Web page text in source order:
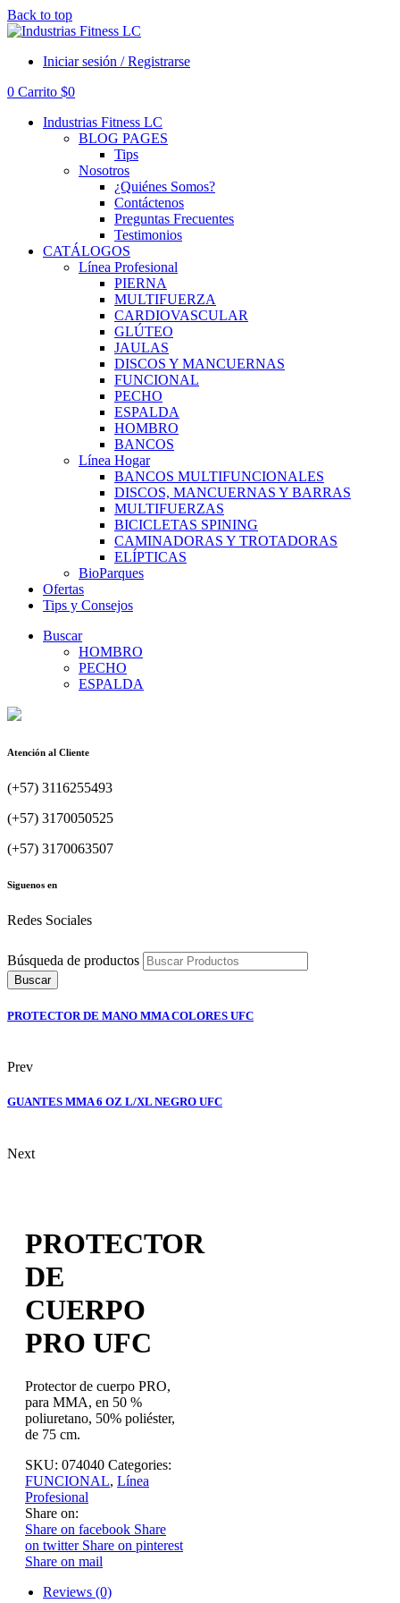
Back to top
Iniciar sesión / Registrarse
0 Carrito $0
Industrias Fitness LC
BLOG PAGES
Tips
Nosotros
¿Quiénes Somos?
Contáctenos
Preguntas Frecuentes
Testimonios
CATÁLOGOS
Línea Profesional
PIERNA
MULTIFUERZA
CARDIOVASCULAR
GLÚTEO
JAULAS
DISCOS Y MANCUERNAS
FUNCIONAL
PECHO
ESPALDA
HOMBRO
BANCOS
Línea Hogar
BANCOS MULTIFUNCIONALES
DISCOS, MANCUERNAS Y BARRAS
MULTIFUERZAS
BICICLETAS SPINING
CAMINADORAS Y TROTADORAS
ELÍPTICAS
BioParques
Ofertas
Tips y Consejos
Buscar
HOMBRO
PECHO
ESPALDA
Atención al Cliente
(+57) 3116255493
(+57) 3170050525
(+57) 3170063507
Siguenos en
Redes Sociales
Búsqueda de productos
Buscar
PROTECTOR DE MANO MMA COLORES UFC
Prev
GUANTES MMA 6 OZ L/XL NEGRO UFC
Next
PROTECTOR
DE
CUERPO
PRO UFC
Protector de cuerpo PRO,
para MMA, en 50 %
poliuretano, 50% poliéster,
de 75 cm.
SKU: 074040 Categories:
FUNCIONAL, Línea
Profesional
Share on:
Share on facebook Share
on twitter Share on pinterest
Share on mail
Reviews (0)